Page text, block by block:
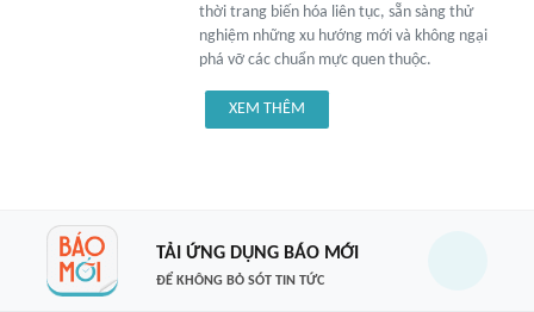
thời trang biến hóa liên tục, sẵn sàng thử
nghiệm những xu hướng mới và không ngại
phá vỡ các chuẩn mực quen thuộc.
XEM THÊM
TẢI ỨNG DỤNG BÁO MỚI
ĐỂ KHÔNG BỎ SÓT TIN TỨC